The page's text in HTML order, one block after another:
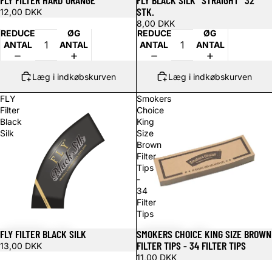
12,00 DKK
REDUCER
ANTAL
ØG
ANTAL
Læg i indkøbskurven
STK.
8,00 DKK
REDUCER
ANTAL
ØG
ANTAL
Læg i indkøbskurven
FLY
Filter
Black
Silk
FLY FILTER BLACK SILK
13,00 DKK
Smokers
Choice
King
Size
Brown
Filter
Tips
-
34
Filter
Tips
SMOKERS CHOICE KING SIZE BROWN
FILTER TIPS - 34 FILTER TIPS
11,00 DKK